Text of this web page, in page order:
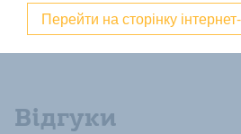
Перейти на сторінку
Відгуки